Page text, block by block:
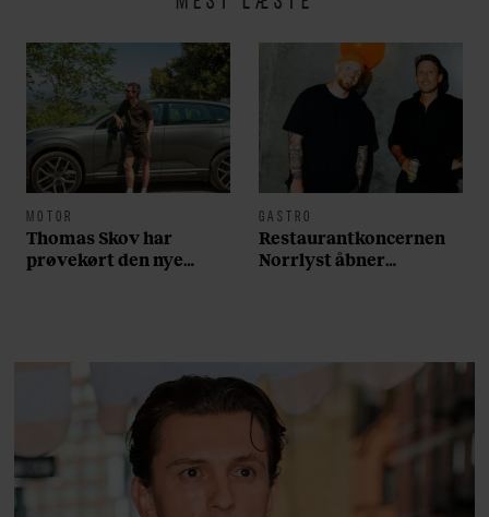
MOTOR
Thomas Skov har
prøvekørt den nye
GASTRO
Restaurantkoncernen
Norrlyst åbner